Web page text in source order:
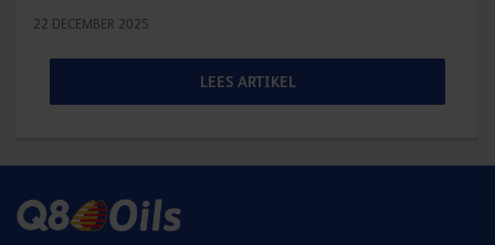
22 DECEMBER 2025
LEES ARTIKEL